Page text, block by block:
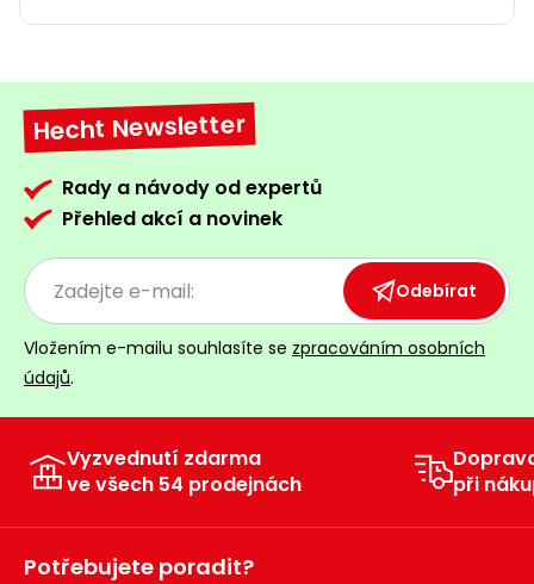
Hecht Newsletter
Rady a návody od expertů
Přehled akcí a novinek
Odebírat
Vložením e-mailu souhlasíte se zpracováním osobních
údajů.
Vyzvednutí zdarma
ve všech 54 prodejnách
při
Potřebujete poradit?